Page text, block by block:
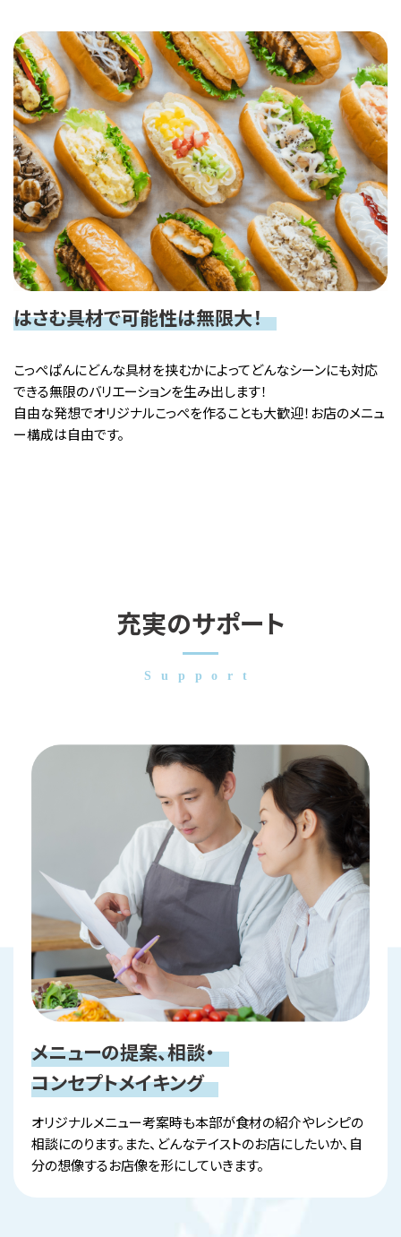
はさむ具材で可能性は無限大！
こっぺぱんにどんな具材を挟むかによってどんなシーンにも対応
できる無限のバリエーションを生み出します！
自由な発想でオリジナルこっぺを作ることも大歓迎！お店のメニュ
ー構成は自由です。
充実のサポート
メニューの提案、相談・
コンセプトメイキング
オリジナルメニュー考案時も本部が食材の紹介やレシピの
相談にのります。また、どんなテイストのお店にしたいか、自
分の想像するお店像を形にしていきます。